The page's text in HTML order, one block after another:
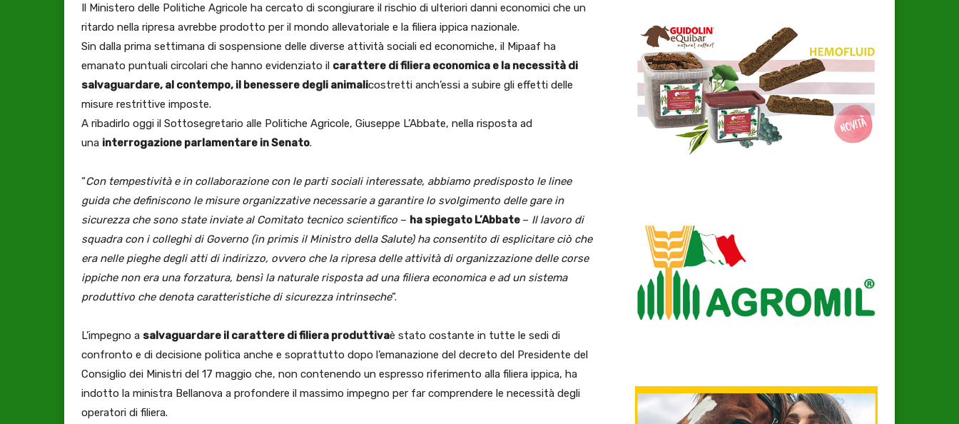
Il Ministero delle Politiche Agricole ha cercato di scongiurare il rischio di ulteriori danni economici che un
ritardo nella ripresa avrebbe prodotto per il mondo allevatoriale e la filiera ippica nazionale.
Sin dalla prima settimana di sospensione delle diverse attività sociali ed economiche, il Mipaaf ha
emanato puntuali circolari che hanno evidenziato il carattere di filiera economica e la necessità di
salvaguardare, al contempo, il benessere degli animalicostretti anch’essi a subire gli effetti delle
misure restrittive imposte.
A ribadirlo oggi il Sottosegretario alle Politiche Agricole, Giuseppe L’Abbate, nella risposta ad
una interrogazione parlamentare in Senato.
“Con tempestività e in collaborazione con le parti sociali interessate, abbiamo predisposto le linee
guida che definiscono le misure organizzative necessarie a garantire lo svolgimento delle gare in
sicurezza che sono state inviate al Comitato tecnico scientifico – ha spiegato L’Abbate – Il lavoro di
squadra con i colleghi di Governo (in primis il Ministro della Salute) ha consentito di esplicitare ciò che
era nelle pieghe degli atti di indirizzo, ovvero che la ripresa delle attività di organizzazione delle corse
ippiche non era una forzatura, bensì la naturale risposta ad una filiera economica e ad un sistema
produttivo che denota caratteristiche di sicurezza intrinseche”.
L’impegno a salvaguardare il carattere di filiera produttivaè stato costante in tutte le sedi di
confronto e di decisione politica anche e soprattutto dopo l’emanazione del decreto del Presidente del
Consiglio dei Ministri del 17 maggio che, non contenendo un espresso riferimento alla filiera ippica, ha
indotto la ministra Bellanova a profondere il massimo impegno per far comprendere le necessità degli
operatori di filiera.